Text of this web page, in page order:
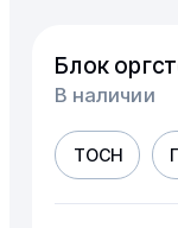
Блок
В наличии
ТОСН